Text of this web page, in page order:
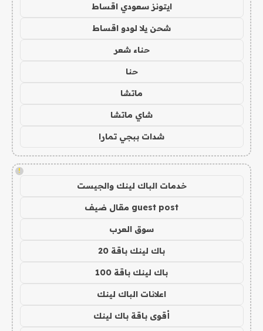
ايتونز سعودي اقساط
شحن يلا لودو اقساط
حناء شعر
حنا
ماتشا
شاي ماتشا
شدات ببجي تمارا
!
خدمات الباك لينك والجيست
guest post مقال ضيف
سوق العرب
باك لينك باقة 20
باك لينك باقة 100
اعلانات الباك لينك
أقوى باقة باك لينك